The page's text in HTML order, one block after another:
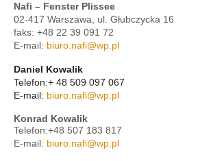
Nafi – Fenster Plissee
02-417 Warszawa, ul. Głubczycka 16
faks: +48 22 39 091 72
E-mail: biuro.nafi@wp.pl
Daniel Kowalik
Telefon:+ 48 509 097 067
E-mail: biuro.nafi@wp.pl
Konrad Kowalik
Telefon:+48 507 183 817
E-mail: biuro.nafi@wp.pl